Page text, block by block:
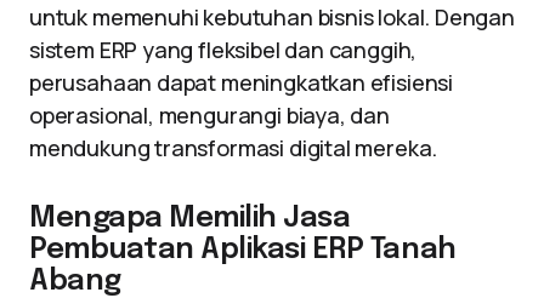
untuk memenuhi kebutuhan bisnis lokal. Dengan
sistem ERP yang fleksibel dan canggih,
perusahaan dapat meningkatkan efisiensi
operasional, mengurangi biaya, dan
mendukung transformasi digital mereka.
Mengapa Memilih Jasa
Pembuatan Aplikasi ERP Tanah
Abang